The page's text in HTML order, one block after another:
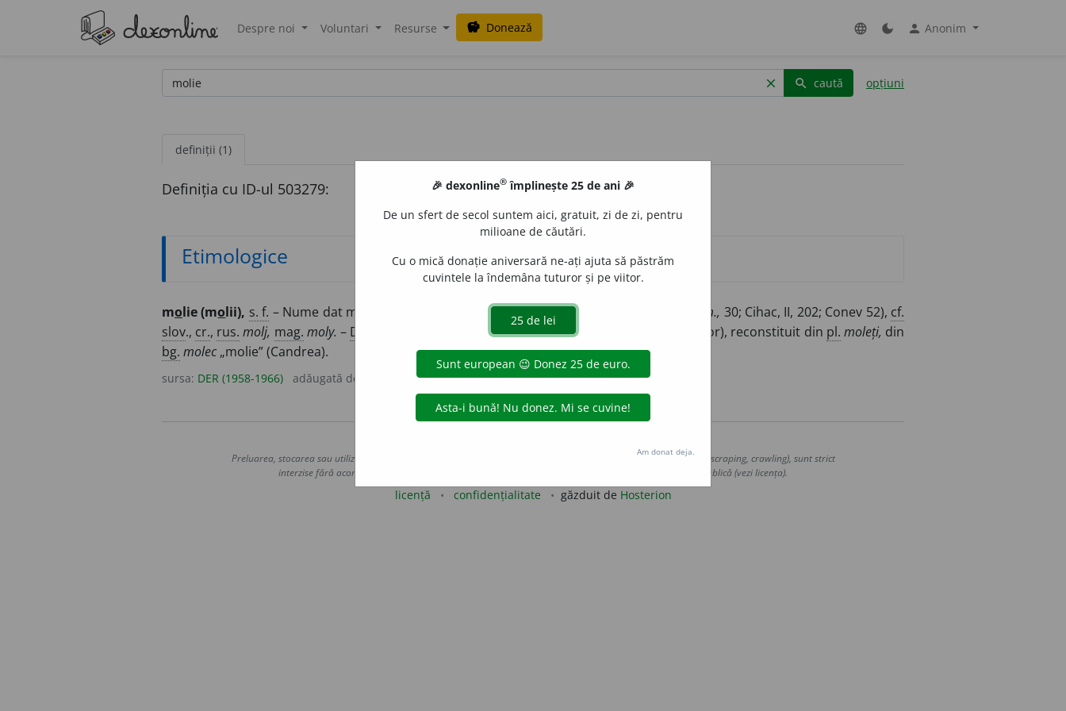
Despre noi Voluntari Resurse savings Donează language dark_mode person Anonim
clear search caută opțiuni
definiții (1)
Definiția cu ID-ul 503279:
Etimologice
molie (molii), s. f. – Nume dat mai multor specii de fluturi mici.Sl. molĭ Slaw. Elem., 30; Cihac, II, 202; Conev 52), cf.
slov., cr., rus. molj, mag. moly. – Der. (vierme ce trăiește în făină, Tenebrio molitor), reconstituit din pl. moleți, din
bg. molec„molie” (Candrea).
sursa: DER (1958-1966) adăugată de acțiuni
Preluarea, stocarea sau utilizarea datelor de pe acest site, inclusiv prin orice metode de extragere automată (web scraping, crawling), sunt strict
interzise fără acordul nostru prealabil scris, cu excepția seturilor de date oferite oficial spre utilizare publică (vezi licența).
licență confidențialitate găzduit de Hosterion
🎉 dexonline® împlinește 25 de ani 🎉
De un sfert de secol suntem aici, gratuit, zi de zi, pentru
milioane de căutări.
Cu o mică donație aniversară ne-ați ajuta să păstrăm
cuvintele la îndemâna tuturor și pe viitor.
Am donat deja.